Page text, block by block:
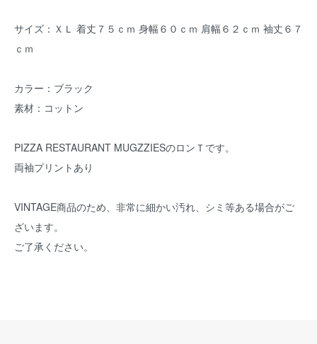
サイズ：ＸＬ 着丈７５ｃｍ 身幅６０ｃｍ 肩幅６２ｃｍ 袖丈６７
ｃｍ
カラー：ブラック
素材：コットン
PIZZA RESTAURANT MUGZZIESのロンＴです。
両袖プリントあり
VINTAGE商品のため、非常に細かい汚れ、シミ等ある場合がご
ざいます。
ご了承ください。